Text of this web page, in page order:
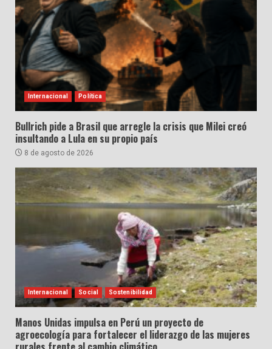
Internacional Política
Bullrich pide a Brasil que arregle la crisis que Milei creó
insultando a Lula en su propio país
8 de agosto de 2026
Internacional Social Sostenibilidad
Manos Unidas impulsa en Perú un proyecto de
agroecología para fortalecer el liderazgo de las mujeres